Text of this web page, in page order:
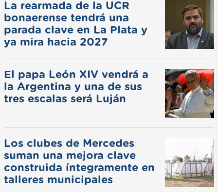
La rearmada de la UCR
bonaerense tendrá una
parada clave en La Plata y
ya mira hacia 2027
El papa León XIV vendrá a
la Argentina y una de sus
tres escalas será Luján
Los clubes de Mercedes
suman una mejora clave
construida íntegramente en
talleres municipales